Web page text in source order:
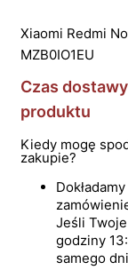
Xiaomi Redmi
MZB0IO1EU
Czas
produktu
Kiedy mogę
zakupie?
Jeśli
godziny
samego